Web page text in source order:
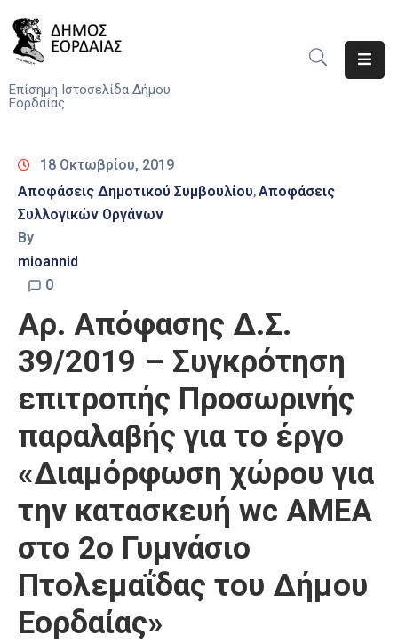
Επίσημη Ιστοσελίδα Δήμου
Εορδαίας
Υπηρεσίες
Του
Δήμου
Αποφάσεις
18 Οκτωβρίου, 2019
Αποφάσεις Δημοτικού Συμβουλίου‚Αποφάσεις
Συλλογικών Οργάνων
By
mioannid
0
Αρ. Απόφασης Δ.Σ.
39/2019 – Συγκρότηση
επιτροπής Προσωρινής
παραλαβής για το έργο
«Διαμόρφωση χώρου για
την κατασκευή wc ΑΜΕΑ
στο 2ο Γυμνάσιο
Πτολεμαΐδας του Δήμου
Εορδαίας»